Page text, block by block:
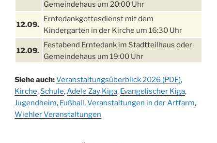
Gemeindehaus um 20:00 Uhr
12.09.
Erntedankgottesdienst mit dem
Kindergarten in der Kirche um 16:30 Uhr
12.09.
Festabend Erntedank im Stadtteilhaus oder
Gemeindehaus um 19:00 Uhr
13.09.
Stadtteilhaus um 14:00 Uhr
19.09.
Schlagerabend im Stadtteilhaus
Drabenderhöhe
Siehe auch:Veranstaltungsüberblick 2026 (PDF),
Kirche, Schule,Adele Zay Kiga, Evangelischer Kiga,
Jugendheim, Fußball,Veranstaltungen in der Artfarm,
Wiehler Veranstaltungen